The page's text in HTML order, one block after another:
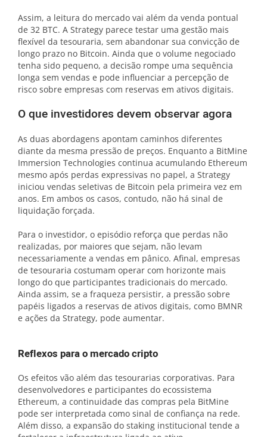
Assim, a leitura do mercado vai além da venda pontual
de 32 BTC. A Strategy parece testar uma gestão mais
flexível da tesouraria, sem abandonar sua convicção de
longo prazo no Bitcoin. Ainda que o volume negociado
tenha sido pequeno, a decisão rompe uma sequência
longa sem vendas e pode influenciar a percepção de
risco sobre empresas com reservas em ativos digitais.
O que investidores devem observar agora
As duas abordagens apontam caminhos diferentes
diante da mesma pressão de preços. Enquanto a BitMine
Immersion Technologies continua acumulando Ethereum
mesmo após perdas expressivas no papel, a Strategy
iniciou vendas seletivas de Bitcoin pela primeira vez em
anos. Em ambos os casos, contudo, não há sinal de
liquidação forçada.
Para o investidor, o episódio reforça que perdas não
realizadas, por maiores que sejam, não levam
necessariamente a vendas em pânico. Afinal, empresas
de tesouraria costumam operar com horizonte mais
longo do que participantes tradicionais do mercado.
Ainda assim, se a fraqueza persistir, a pressão sobre
papéis ligados a reservas de ativos digitais, como BMNR
e ações da Strategy, pode aumentar.
Reflexos para o mercado cripto
Os efeitos vão além das tesourarias corporativas. Para
desenvolvedores e participantes do ecossistema
Ethereum, a continuidade das compras pela BitMine
pode ser interpretada como sinal de confiança na rede.
Além disso, a expansão do staking institucional tende a